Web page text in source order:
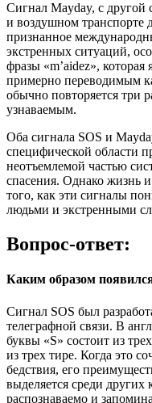
Сигнал Mayday, с другой
и воздушном транспорте
признанное
экстренных ситуаций,
фразы «m’aidez»,
примерно переводимым
обычно повторяется три
узнаваемым.
Оба сигнала SOS и
специфической области
неотъемлемой частью
спасения. Однако жизнь
того, как эти сигналы
людьми и экстренными
Вопрос-ответ:
Каким образом
Сигнал SOS был
телеграфной связи. В
буквы «S» состоит из
из трех тире. Когда это
бедствия, его
выделяется среди других
распознаваемо и